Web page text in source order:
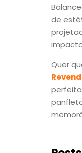
de
Quer